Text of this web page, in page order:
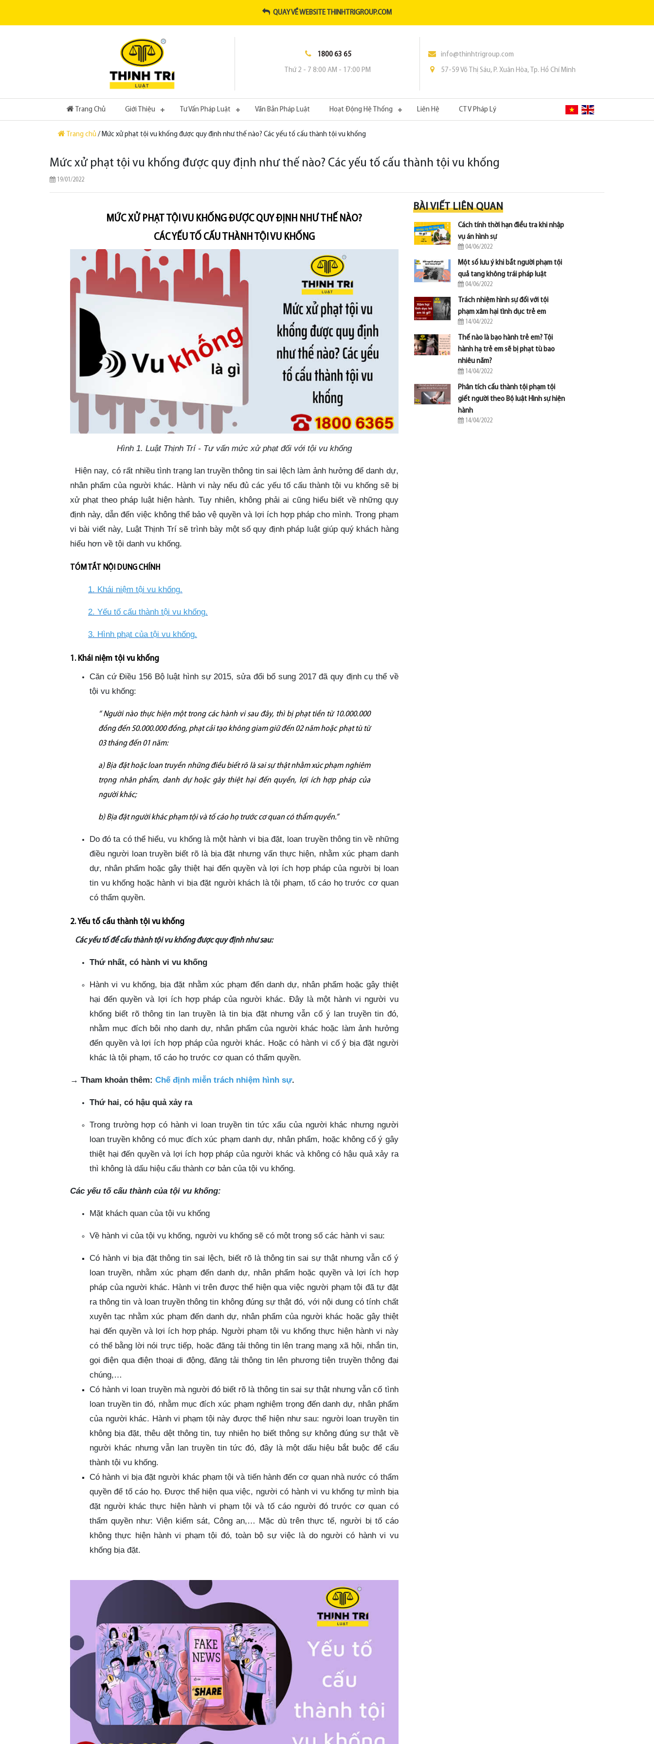
QUAY VỀ WEBSITE THINHTRIGROUP.COM
1800 63 65
Thứ 2 - 7 8:00 AM - 17:00 PM
info@thinhtrigroup.com
57-59 Võ Thị Sáu, P. Xuân Hòa, Tp. Hồ Chí Minh
Trang Chủ (current)Giới Thiệu Tư Vấn Pháp Luật Văn Bản Pháp Luật Hoạt Động Hệ Thống Liên Hệ CTV Pháp Lý
Trang chủ / Mức xử phạt tội vu khống được quy định như thế nào? Các yếu tố cấu thành tội vu khống
Mức xử phạt tội vu khống được quy định như thế nào? Các yếu tố cấu thành tội vu khống
19/01/2022
MỨC XỬ PHẠT TỘI VU KHỐNG ĐƯỢC QUY ĐỊNH NHƯ THẾ NÀO?
CÁC YẾU TỐ CẤU THÀNH TỘI VU KHỐNG
Hình 1. Luật Thịnh Trí - Tư vấn mức xử phạt đối với tội vu khống
Hiện nay, có rất nhiều tình trạng lan truyền thông tin sai lệch làm ảnh hưởng để danh dự,
nhân phẩm của người khác. Hành vi này nếu đủ các yếu tố cấu thành tội vu khống sẽ bị
xử phạt theo pháp luật hiện hành. Tuy nhiên, không phải ai cũng hiểu biết về những quy
định này, dẫn đến việc không thể bảo vệ quyền và lợi ích hợp pháp cho mình. Trong phạm
vi bài viết này, Luật Thịnh Trí sẽ trình bày một số quy định pháp luật giúp quý khách hàng
hiểu hơn về tội danh vu khống.
TÓM TẮT NỘI DUNG CHÍNH
1. Khái niệm tội vu khống.
2. Yếu tố cấu thành tội vu khống.
3. Hình phạt của tội vu khống.
1. Khái niệm tội vu khống
Căn cứ Điều 156 Bộ luật hình sự 2015, sửa đổi bổ sung 2017 đã quy định cụ thể về
tội vu khống:
“ Người nào thực hiện một trong các hành vi sau đây, thì bị phạt tiền từ 10.000.000
đồng đến 50.000.000 đồng, phạt cải tạo không giam giữ đến 02 năm hoặc phạt tù từ
03 tháng đến 01 năm:
a) Bịa đặt hoặc loan truyền những điều biết rõ là sai sự thật nhằm xúc phạm nghiêm
trọng nhân phẩm, danh dự hoặc gây thiệt hại đến quyền, lợi ích hợp pháp của
người khác;
b) Bịa đặt người khác phạm tội và tố cáo họ trước cơ quan có thẩm quyền.”
Do đó ta có thể hiểu, vu khống là một hành vi bịa đặt, loan truyền thông tin về những
điều người loan truyền biết rõ là bịa đặt nhưng vấn thực hiện, nhằm xúc phạm danh
dự, nhân phẩm hoặc gây thiệt hại đến quyền và lợi ích hợp pháp của người bị loan
tin vu khống hoặc hành vi bịa đặt người khách là tội phạm, tố cáo họ trước cơ quan
có thẩm quyền.
2. Yếu tố cấu thành tội vu khống
Các yếu tố để cấu thành tội vu khống được quy định như sau:
Thứ nhất, có hành vi vu khống
Hành vi vu khống, bịa đặt nhằm xúc phạm đến danh dự, nhân phẩm hoặc gây thiệt
hại đến quyền và lợi ích hợp pháp của người khác. Đây là một hành vi người vu
khống biết rõ thông tin lan truyền là tin bịa đặt nhưng vẫn cố ý lan truyền tin đó,
nhằm mục đích bôi nhọ danh dự, nhân phẩm của người khác hoặc làm ảnh hưởng
đến quyền và lợi ích hợp pháp của người khác. Hoặc có hành vi cố ý bịa đặt người
khác là tội phạm, tố cáo họ trước cơ quan có thẩm quyền.
→ Tham khoản thêm: Chế định miễn trách nhiệm hình sự.
Thứ hai, có hậu quả xảy ra
Trong trường hợp có hành vi loan truyền tin tức xấu của người khác nhưng người
loan truyền không có mục đích xúc phạm danh dự, nhân phẩm, hoặc không cố ý gây
thiệt hại đến quyền và lợi ích hợp pháp của người khác và không có hậu quả xảy ra
thì không là dấu hiệu cấu thành cơ bản của tội vu khống.
Các yếu tố cấu thành của tội vu khống:
Mặt khách quan của tội vu khống
Về hành vi của tội vụ khống, người vu khống sẽ có một trong số các hành vi sau:
Có hành vi bịa đặt thông tin sai lệch, biết rõ là thông tin sai sự thật nhưng vẫn cố ý
loan truyền, nhằm xúc phạm đến danh dự, nhân phẩm hoặc quyền và lợi ích hợp
pháp của người khác. Hành vi trên được thể hiện qua việc người phạm tội đã tự đặt
ra thông tin và loan truyền thông tin không đúng sự thật đó, với nội dung có tính chất
xuyên tạc nhằm xúc phạm đến danh dự, nhân phẩm của người khác hoặc gây thiệt
hại đến quyền và lợi ích hợp pháp. Người phạm tội vu khống thực hiện hành vi này
có thể bằng lời nói trực tiếp, hoặc đăng tải thông tin lên trang mạng xã hội, nhắn tin,
gọi điện qua điện thoại di động, đăng tải thông tin lên phương tiện truyền thông đại
chúng,…
Có hành vi loan truyền mà người đó biết rõ là thông tin sai sự thật nhưng vẫn cố tình
loan truyền tin đó, nhằm mục đích xúc phạm nghiệm trọng đến danh dự, nhân phẩm
của người khác. Hành vi phạm tội này được thể hiện như sau: người loan truyền tin
không bịa đặt, thêu dệt thông tin, tuy nhiên họ biết thông sự không đúng sự thật về
người khác nhưng vẫn lan truyền tin tức đó, đây là một dấu hiệu bắt buộc để cấu
thành tội vu khống.
Có hành vi bịa đặt người khác phạm tội và tiến hành đến cơ quan nhà nước có thẩm
quyền để tố cáo họ. Được thể hiện qua việc, người có hành vi vu khống tự mình bịa
đặt người khác thực hiện hành vi phạm tội và tố cáo người đó trước cơ quan có
thẩm quyền như: Viện kiểm sát, Công an,… Mặc dù trên thực tế, người bị tố cáo
không thực hiện hành vi phạm tội đó, toàn bộ sự việc là do người có hành vi vu
khống bịa đặt.
BÀI VIẾT LIÊN QUAN
Cách tính thời hạn điều tra khi nhập
vụ án hình sự
04/06/2022
Một số lưu ý khi bắt người phạm tội
quả tang không trái pháp luật
04/06/2022
Trách nhiệm hình sự đối với tội
phạm xâm hại tình dục trẻ em
14/04/2022
Thế nào là bạo hành trẻ em? Tội
hành hạ trẻ em sẽ bị phạt tù bao
nhiêu năm?
14/04/2022
Phân tích cấu thành tội phạm tội
giết người theo Bộ luật Hình sự hiện
hành
14/04/2022